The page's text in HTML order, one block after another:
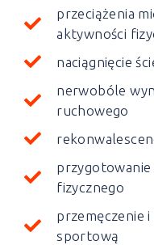
przeciążenia
aktywności
naciągnięcie
nerwobóle
ruchowego
przygotowanie
fizycznego
przemęczenie
sportową